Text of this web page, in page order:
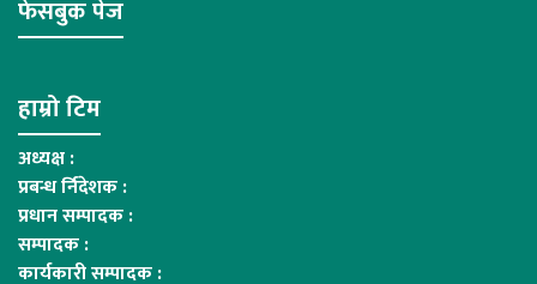
फेसबुक पेज
हाम्रो टिम
अध्यक्ष :
प्रबन्ध र्निदेशक :
प्रधान सम्पादक :
सम्पादक :
कार्यकारी सम्पादक :